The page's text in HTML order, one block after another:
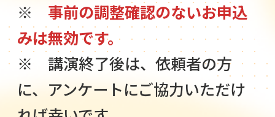
※ 事前の調整確認のないお申込
みは無効です。
※ 講演終了後は、依頼者の方
に、アンケートにご協力いただけ